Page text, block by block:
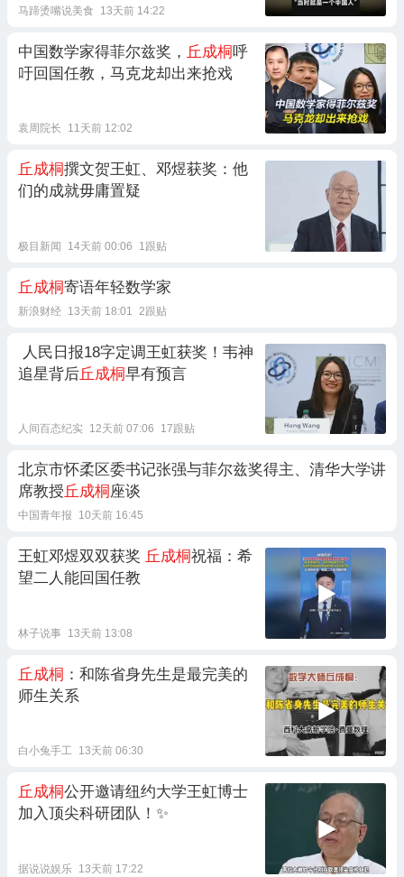
马蹄烫嘴说美食 13天前 14:22
中国数学家得菲尔兹奖， 丘成桐呼
吁回国任教，马克龙却出来抢戏
袁周院长 11天前 12:02
丘成桐撰文贺王虹、邓煜获奖：他
们的成就毋庸置疑
极目新闻 14天前 00:06 1跟贴
丘成桐寄语年轻数学家
新浪财经 13天前 18:01 2跟贴
人民日报18字定调王虹获奖！韦神
追星背后丘成桐早有预言
人间百态纪实 12天前 07:06 17跟贴
北京市怀柔区委书记张强与菲尔兹奖得主、清华大学讲
席教授 丘成桐 座谈
中国青年报 10天前 16:45
王虹邓煜双双获奖 丘成桐祝福：希
望二人能回国任教
林子说事 13天前 13:08
丘成桐 ：和陈省身先生是最完美的
师生关系
白小兔手工 13天前 06:30
丘成桐公开邀请纽约大学王虹博士
加入顶尖科研团队！✨
据说说娱乐 13天前 17:22